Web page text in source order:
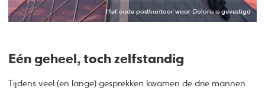
Het oude postkantoor waar Doloris is gevestigd
Eén geheel, toch zelfstandig
Tijdens veel (en lange) gesprekken kwamen de drie mannen